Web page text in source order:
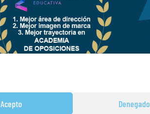
Acepto Denegado